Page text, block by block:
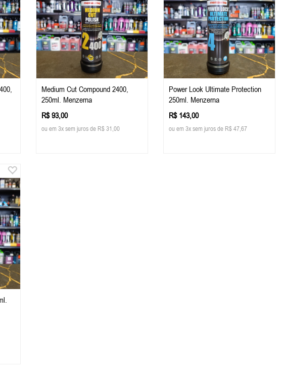
Medium Cut Compound 2400,
250ml. Menzerna
R$ 93,00
ou em 3x sem juros de R$ 31,00
Power Look Ultimate Protection
250ml. Menzerna
R$ 143,00
ou em 3x sem juros de R$ 47,67